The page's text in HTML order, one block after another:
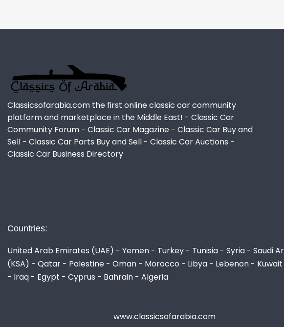
Classicsofarabia.com the first online classic car community
platform and marketplace in the Middle East! - Classic Car
Community Forum - Classic Car Magazine - Classic Car Buy and
Sell - Classic Car Parts Buy and Sell - Classic Car Auctions -
Classic Car Business Directory
Countries:
United Arab Emirates (UAE) - Yemen - Turkey - Tunisia - Syria - Saudi
(KSA) - Qatar - Palestine - Oman - Morocco - Libya - Lebenon -
- Iraq - Egypt - Cyprus - Bahrain - Algeria
www.classicsofarabia.com